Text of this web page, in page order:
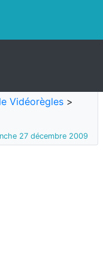
Vidéorègles >
27 décembre 2009